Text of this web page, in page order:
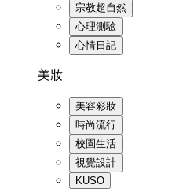
宗教超自然
心理測驗
心情日記
美妝
美容彩妝
時尚流行
校園生活
視覺設計
KUSO